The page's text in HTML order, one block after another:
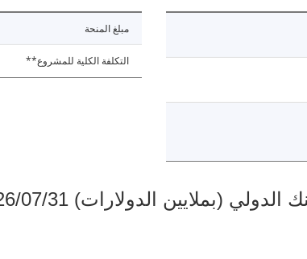
مبلغ المنحة
التكلفة الكلية للمشروع**
(بملايين الدولارات) 2026/07/31